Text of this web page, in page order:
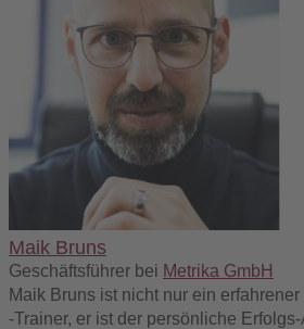
Maik Bruns
Geschäftsführer bei Metrika GmbH
Maik Bruns ist nicht nur ein
-Trainer, er ist der persönliche